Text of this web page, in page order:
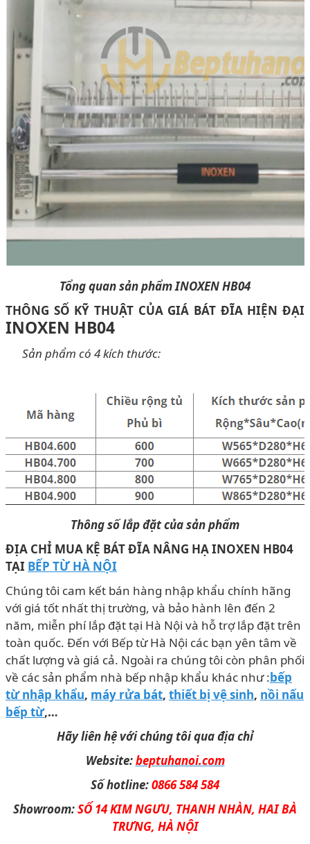
Tổng quan sản phẩm INOXEN HB04
THÔNG SỐ KỸ THUẬT CỦA GIÁ BÁT ĐĨA HIỆN ĐẠI
INOXEN HB04
Sản phẩm có 4 kích thước:
Thông số lắp đặt của sản phẩm
ĐỊA CHỈ MUA KỆ BÁT ĐĨA NÂNG HẠ INOXEN HB04
TẠI BẾP TỪ HÀ NỘI
Chúng tôi cam kết bán hàng nhập khẩu chính hãng
với giá tốt nhất thị trường, và bảo hành lên đến 2
năm, miễn phí lắp đặt tại Hà Nội và hỗ trợ lắp đặt trên
toàn quốc. Đến với Bếp từ Hà Nội các bạn yên tâm về
chất lượng và giá cả. Ngoài ra chúng tôi còn phân phối
về các sản phẩm nhà bếp nhập khẩu khác như :bếp
từ nhập khẩu, máy rửa bát, thiết bị vệ sinh, nồi nấu
bếp từ,…
Hãy liên hệ với chúng tôi qua địa chỉ
Website:beptuhanoi.com
Số hotline:0866 584 584
Showroom:SỐ 14 KIM NGƯU, THANH NHÀN, HAI BÀ
TRƯNG, HÀ NỘI